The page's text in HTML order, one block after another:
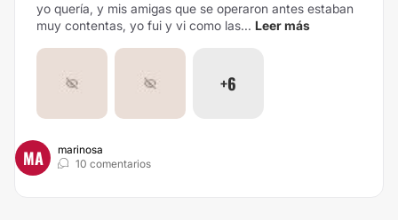
yo quería, y mis amigas que se operaron antes estaban
muy contentas, yo fui y vi como las... Leer más
+6
MA
marinosa
10 comentarios